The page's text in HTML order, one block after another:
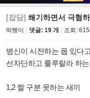
[잡담] 쐐기하면서 극혐
떡빵이 댓글: 19 개 조회:
병신이 시전하는 몹 있다
선차단하고 룰루랄라 하
1,2 짤 구분 못하는 새끼